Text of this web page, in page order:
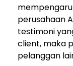
perusahaan
testimoni
client, maka
pelanggan